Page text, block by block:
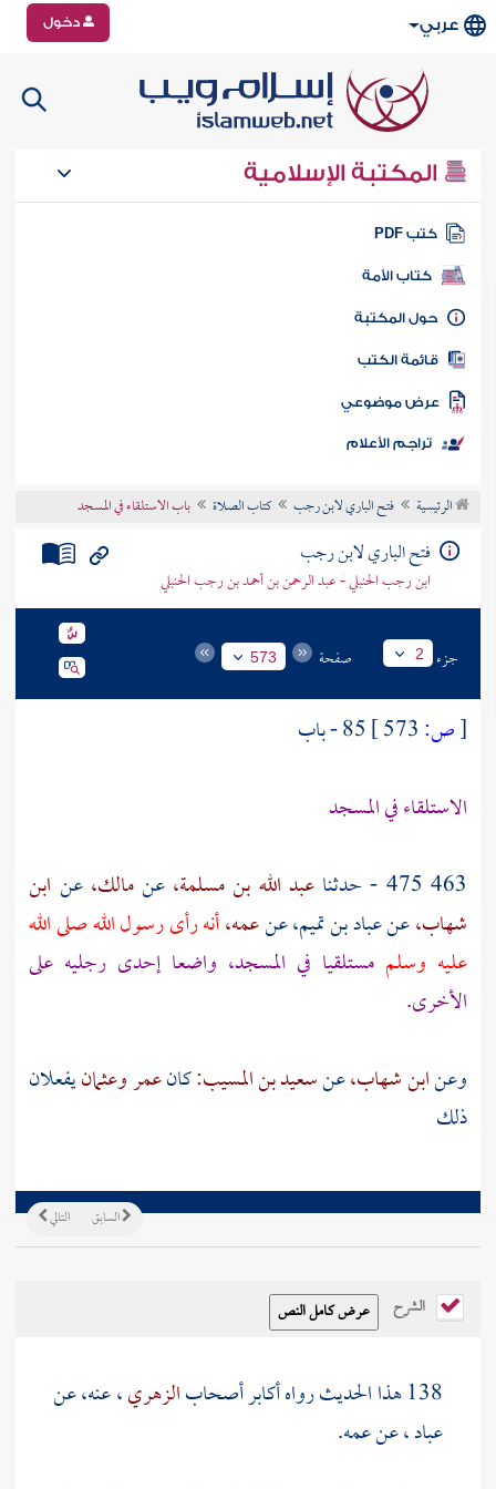
عربي دخول
المكتبة الإسلامية
كتب PDF
كتاب الأمة
المكتبة
الكتب
موضوعي
تراجم الأعلام
الرئيسية فتح الباري لابن رجب كتاب الصلاة باب الاستلقاء في المسجد
فتح الباري لابن رجب
ابن رجب الحنبلي - عبد الرحمن بن أحمد بن رجب الحنبلي
جزء 2 صفحة 573
[ص:
85 - باب
الاستلقاء في المسجد
463 475 - حدثنا
عبد الله بن مسلمة،عنمالك،عن ابن
شهاب،عنعباد بن تميم،عنعمه،أنه رأى رسول الله صلى الله
عليه وسلممستلقيا في المسجد، واضعا إحدى رجليه على
الأخرى.
وعنابن شهاب،عنسعيد بن المسيب:كانعمروعثمانيفعلان
ذلك
التالي السابق
الشرح
138 هذا الحديث رواه أكابر أصحاب الزهري، عنه، عن
عباد، عن عمه.